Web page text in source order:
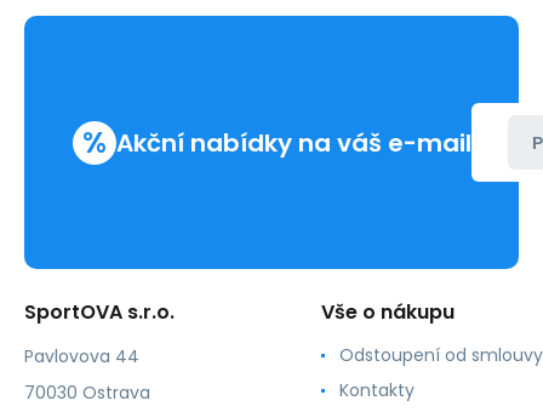
% Akční nabídky na váš e-mail
SportOVA s.r.o.
Pavlovova 44
70030 Ostrava
Vše o nákupu
Odstoupení od smlouvy
Kontakty